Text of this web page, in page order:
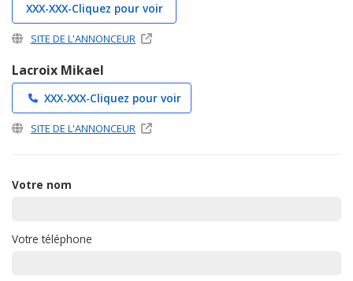
XXX-XXX-Cliquez pour voir
SITE DE L'ANNONCEUR
Lacroix Mikael
XXX-XXX-Cliquez pour voir
SITE DE L'ANNONCEUR
Votre nom
Votre téléphone